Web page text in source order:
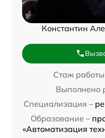
Константин
Стаж
Выполнено
Специализация –
Образование –
«Автоматизация